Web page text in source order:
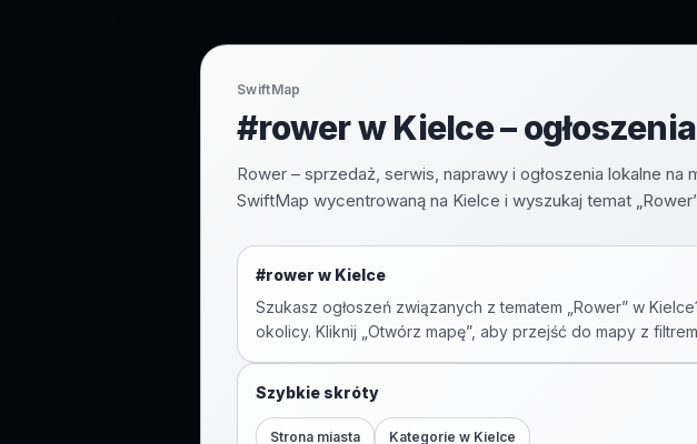
SwiftMap
#rower w Kielce –
Rower – sprzedaż, serwis, naprawy i ogłoszenia lokalne na
SwiftMap wycentrowaną na Kielce i wyszukaj temat
#rower w Kielce
Szukasz ogłoszeń związanych z tematem „ Rower” w Kielce
okolicy. Kliknij „Otwórz mapę”, aby przejść do mapy z
Szybkie skróty
Strona miasta Kategorie w Kielce